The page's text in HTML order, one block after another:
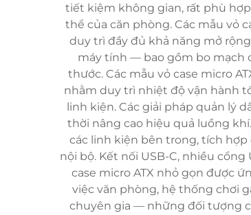
tiết kiệm không gian, rất phù
thể của căn phòng. Các mẫu vỏ
duy trì đầy đủ khả năng mở
máy tính — bao gồm bo mạch
thước. Các mẫu vỏ case micro
nhằm duy trì nhiệt độ vận hành
linh kiện. Các giải pháp quản lý
thời nâng cao hiệu quả luồng
các linh kiện bên trong, tích
nội bộ. Kết nối USB-C, nhiều
case micro ATX nhỏ gọn được
việc văn phòng, hệ thống chơi
chuyên gia — những đối tượng